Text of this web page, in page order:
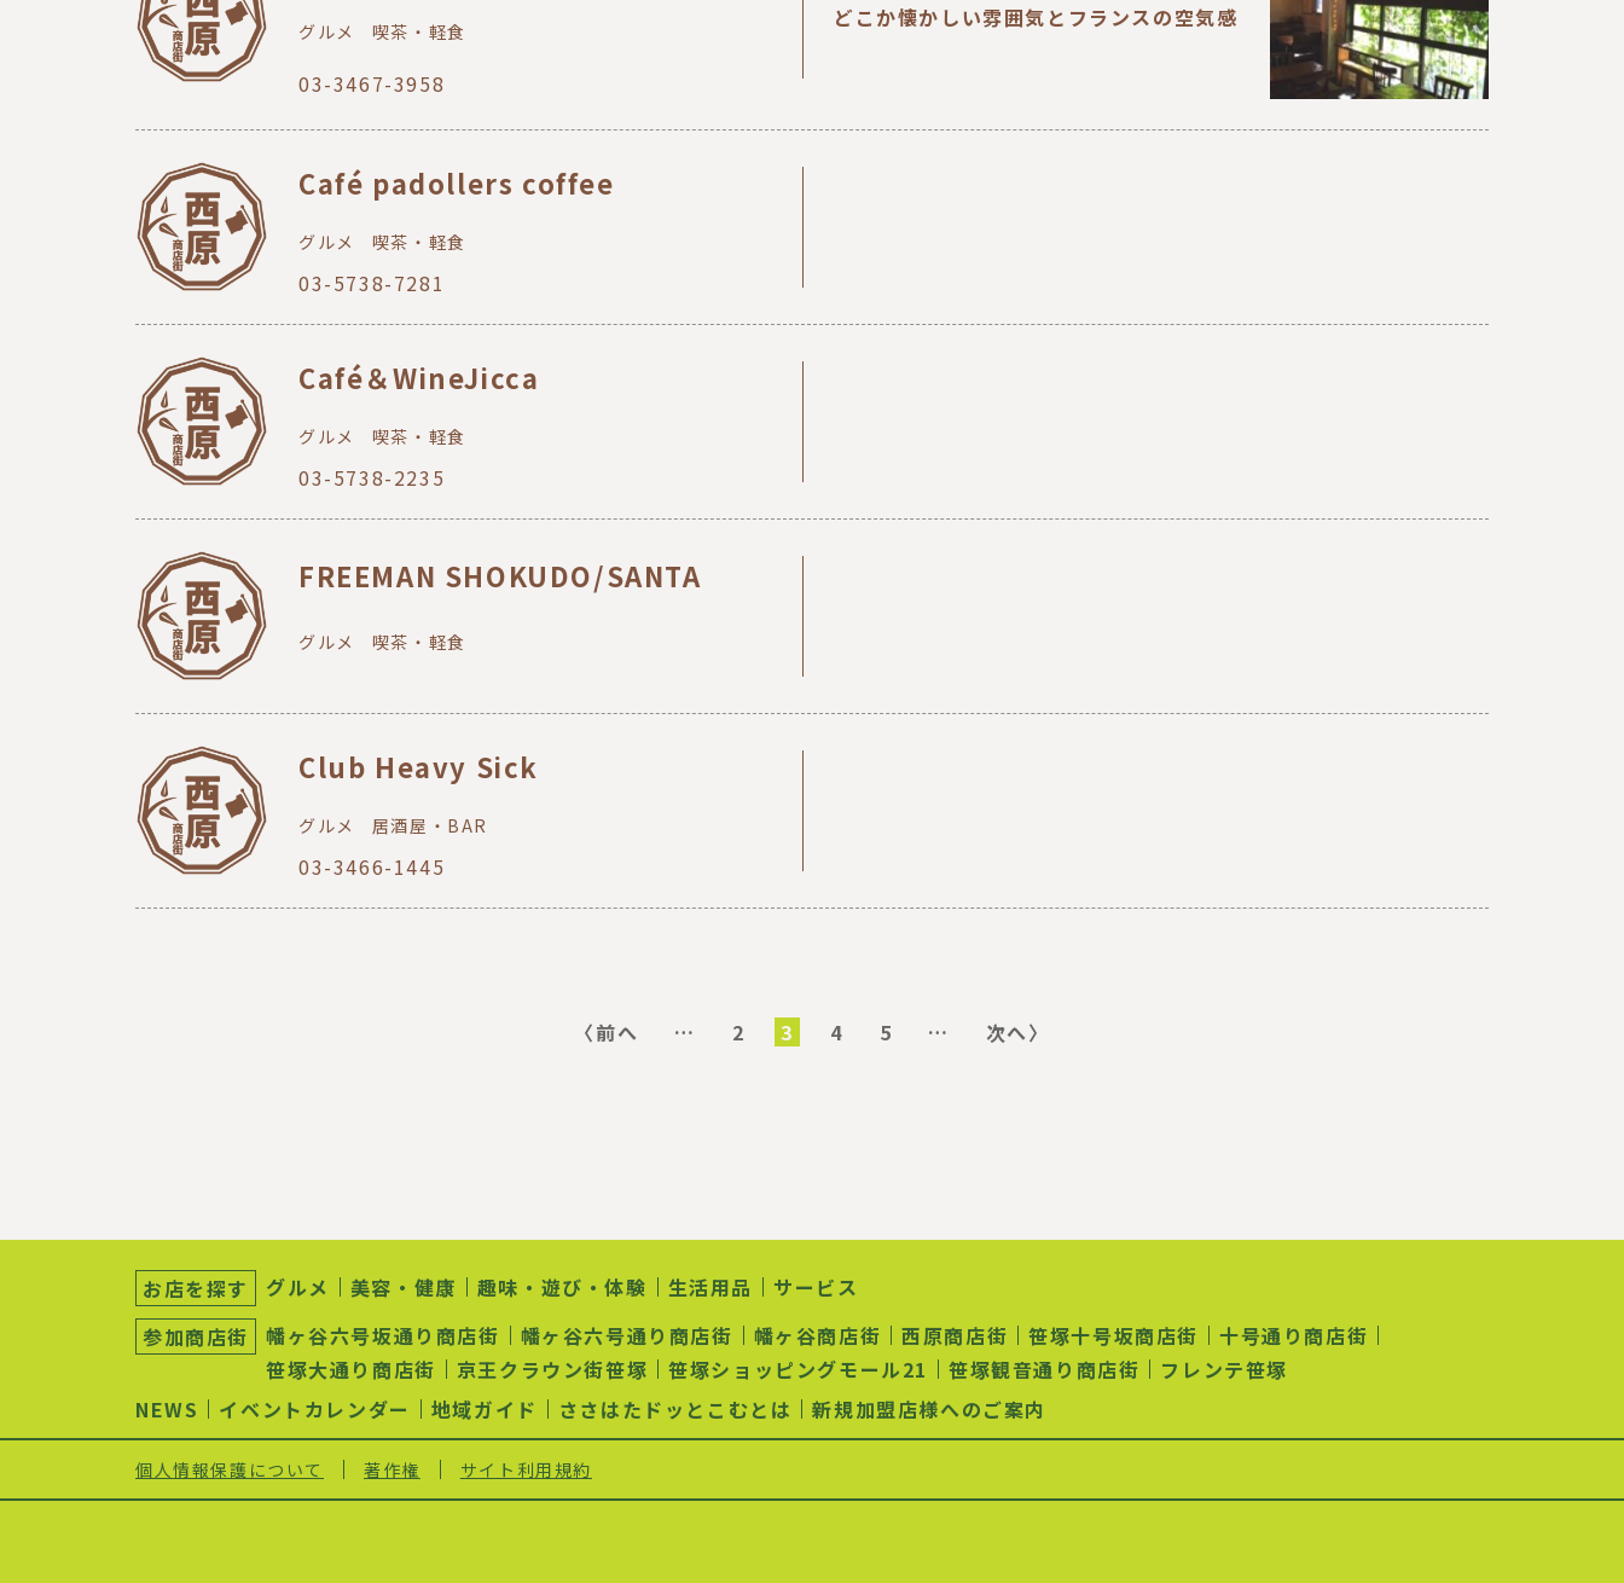
どこか懐かしい雰囲気とフランスの空気感
グルメ 喫茶・軽食
03-3467-3958
Café padollers coffee
グルメ 喫茶・軽食
03-5738-7281
Café＆WineJicca
グルメ 喫茶・軽食
03-5738-2235
FREEMAN SHOKUDO/SANTA
グルメ 喫茶・軽食
Club Heavy Sick
グルメ 居酒屋・BAR
03-3466-1445
前
〈前へ … ペ
2 カ
レ
3 ペ
4 ペ
5 … 次
次へ〉
お店を探す グルメ 美容・健康 趣味・遊び・体験 生活用品
サービス
参加商店街
幡ヶ谷六号坂通り商店街 幡ヶ谷六号通り商店街 幡ヶ谷商店街 西原商店街 笹塚十号坂商店街
十号通り商店街
笹塚大通り商店街
京王クラウン街笹塚 笹塚ショッピングモール21 笹塚観音通り商店街
フレンテ笹塚
NEWS
イベントカレンダー 地域ガイド ささはたドッとこむとは 新規加盟店様へのご案内
個人情報保護について 著作権 サイト利用規約